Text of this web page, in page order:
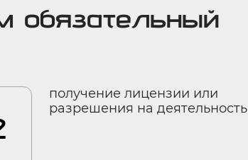
обязательный
получение лицензии или
разрешения на деятельность